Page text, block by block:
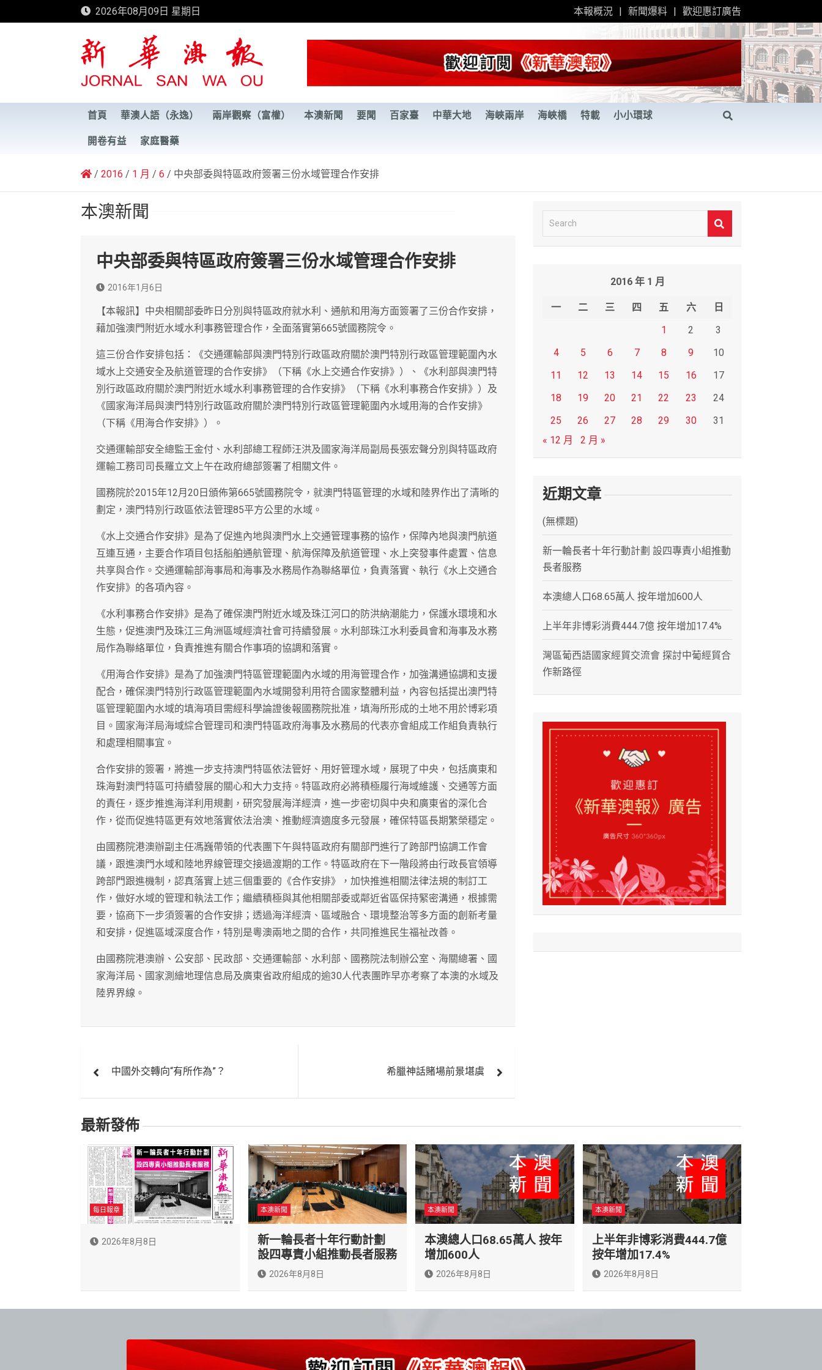
to
2026年08月09日 星期日 本報概況 新聞爆料 歡迎惠訂廣告
新華澳報
首頁 華澳人語（永逸） 兩岸觀察（富權） 本澳新聞 要聞 百家臺 中華大地 海峽兩岸 海峽橋 特載 小小環球
開卷有益 家庭醫藥
2016 1 月 6 中央部委與特區政府簽署三份水域管理合作安排
本澳新聞
中央部委與特區政府簽署三份水域管理合作安排
2016年1月6日
【本報訊】中央相關部委昨日分別與特區政府就水利、通航和用海方面簽署了三份合作安排，
藉加強澳門附近水域水利事務管理合作，全面落實第665號國務院令。
這三份合作安排包括：《交通運輸部與澳門特別行政區政府關於澳門特別行政區管理範圍內水
域水上交通安全及航道管理的合作安排》（下稱《水上交通合作安排》）、《水利部與澳門特
別行政區政府關於澳門附近水域水利事務管理的合作安排》（下稱《水利事務合作安排》）及
《國家海洋局與澳門特別行政區政府關於澳門特別行政區管理範圍內水域用海的合作安排》
（下稱《用海合作安排》）。
交通運輸部安全總監王金付、水利部總工程師汪洪及國家海洋局副局長張宏聲分別與特區政府
運輸工務司司長羅立文上午在政府總部簽署了相關文件。
國務院於2015年12月20日頒佈第665號國務院令，就澳門特區管理的水域和陸界作出了清晰的
劃定，澳門特別行政區依法管理85平方公里的水域。
《水上交通合作安排》是為了促進內地與澳門水上交通管理事務的協作，保障內地與澳門航道
互連互通，主要合作項目包括船舶通航管理、航海保障及航道管理、水上突發事件處置、信息
共享與合作。交通運輸部海事局和海事及水務局作為聯絡單位，負責落實、執行《水上交通合
作安排》的各項內容。
《水利事務合作安排》是為了確保澳門附近水域及珠江河口的防洪納潮能力，保護水環境和水
生態，促進澳門及珠江三角洲區域經濟社會可持續發展。水利部珠江水利委員會和海事及水務
局作為聯絡單位，負責推進有關合作事項的協調和落實。
《用海合作安排》是為了加強澳門特區管理範圍內水域的用海管理合作，加強溝通協調和支援
配合，確保澳門特別行政區管理範圍內水域開發利用符合國家整體利益，內容包括提出澳門特
區管理範圍內水域的填海項目需經科學論證後報國務院批准，填海所形成的土地不用於博彩項
目。國家海洋局海域綜合管理司和澳門特區政府海事及水務局的代表亦會組成工作組負責執行
和處理相關事宜。
合作安排的簽署，將進一步支持澳門特區依法管好、用好管理水域，展現了中央，包括廣東和
珠海對澳門特區可持續發展的關心和大力支持。特區政府必將積極履行海域維護、交通等方面
的責任，逐步推進海洋利用規劃，研究發展海洋經濟，進一步密切與中央和廣東省的深化合
作，從而促進特區更有效地落實依法治澳、推動經濟適度多元發展，確保特區長期繁榮穩定。
由國務院港澳辦副主任馮巍帶領的代表團下午與特區政府有關部門進行了跨部門協調工作會
議，跟進澳門水域和陸地界線管理交接過渡期的工作。特區政府在下一階段將由行政長官領導
跨部門跟進機制，認真落實上述三個重要的《合作安排》，加快推進相關法律法規的制訂工
作，做好水域的管理和執法工作；繼續積極與其他相關部委或鄰近省區保持緊密溝通，根據需
要，協商下一步須簽署的合作安排；透過海洋經濟、區域融合、環境整治等多方面的創新考量
和安排，促進區域深度合作，特別是粵澳兩地之間的合作，共同推進民生福祉改善。
由國務院港澳辦、公安部、民政部、交通運輸部、水利部、國務院法制辦公室、海關總署、國
家海洋局、國家測繪地理信息局及廣東省政府組成的逾30人代表團昨早亦考察了本澳的水域及
陸界界線。
章
覽
中國外交轉向“有所作為”？ 希臘神話賭場前景堪虞
e
2016 年 1 月
一 二 三 四 五 六
日
1
2
3
4
5 6 7 8 9
10
11
12 13 14 15 16
17
18
19 20 21 22 23
24
25
26 27 28 29 30
31
« 12 月
2 月 »
近期文章
(無標題)
新一輪長者十年行動計劃 設四專責小組推動
長者服務
本澳總人口68.65萬人 按年增加600人
上半年非博彩消費444.7億 按年增加17.4%
灣區葡西語國家經貿交流會 探討中葡經貿合
作新路徑
最新發佈
每日報章
2026年8月8日
本澳新聞
新一輪長者十年行動計劃
設四專責小組推動長者服務
2026年8月8日
本澳新聞
本澳總人口68.65萬人 按年
增加600人
2026年8月8日
本澳新聞
上半年非博彩消費444.7億
按年增加17.4%
2026年8月8日